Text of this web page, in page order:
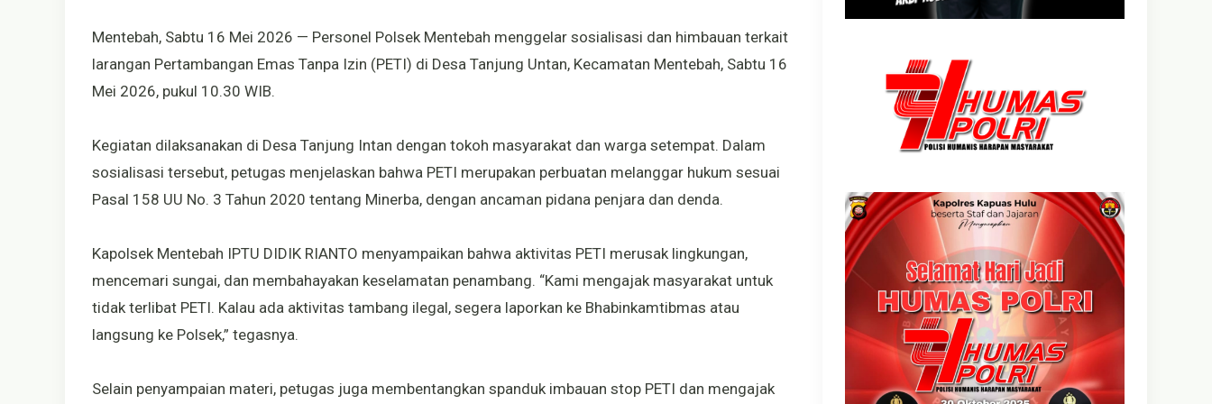
Mentebah, Sabtu 16 Mei 2026 — Personel Polsek Mentebah menggelar sosialisasi dan himbauan terkait
larangan Pertambangan Emas Tanpa Izin (PETI) di Desa Tanjung Untan, Kecamatan Mentebah, Sabtu 16
Mei 2026, pukul 10.30 WIB.
Kegiatan dilaksanakan di Desa Tanjung Intan dengan tokoh masyarakat dan warga setempat. Dalam
sosialisasi tersebut, petugas menjelaskan bahwa PETI merupakan perbuatan melanggar hukum sesuai
Pasal 158 UU No. 3 Tahun 2020 tentang Minerba, dengan ancaman pidana penjara dan denda.
Kapolsek Mentebah IPTU DIDIK RIANTO menyampaikan bahwa aktivitas PETI merusak lingkungan,
mencemari sungai, dan membahayakan keselamatan penambang. “Kami mengajak masyarakat untuk
tidak terlibat PETI. Kalau ada aktivitas tambang ilegal, segera laporkan ke Bhabinkamtibmas atau
langsung ke Polsek,” tegasnya.
Selain penyampaian materi, petugas juga membentangkan spanduk imbauan stop PETI dan mengajak